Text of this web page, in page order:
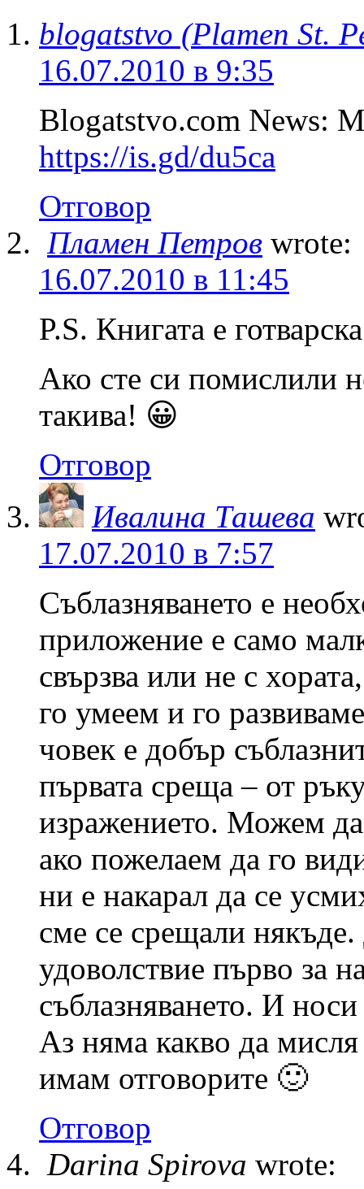
blogatstvo (Plamen St.
16.07.2010 в 9:35
Blogatstvo.com News:
https://is.gd/du5ca
Отговор
Пламен Петров wrote:
16.07.2010 в 11:45
P.S. Книгата е
Ако сте си помислили
такива! 😀
Отговор
Ивалина Ташева
17.07.2010 в 7:57
Съблазняването е
приложение е само
свързва или не с
го умеем и го
човек е добър
първата среща – от
изражението. Можем да
ако пожелаем да го
ни е накарал да се
сме се срещали
удоволствие първо за
съблазняването. И
Аз няма какво да
имам отговорите 🙂
Отговор
Darina Spirova wrote: